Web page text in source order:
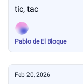
tic, tac
Pablo de El Bloque
Feb 20, 2026